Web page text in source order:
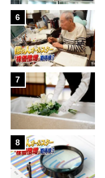
6
7
8